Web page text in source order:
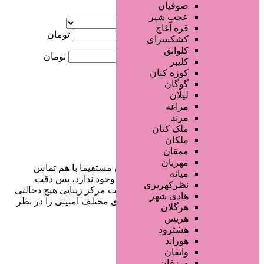
صوفیان
عجب شیر
قره آغاج
کشکسرای
کلوانق
کلیبر
کوزه کنان
گوگان
لیلان
مراغه
مرند
ملک کیان
ملکان
ممقان
مهربان
میانه
نظرکهریزی
هادی شهر
هرگلان
هریس
هشترود
هوراند
وایقان
کمترین قیمت
تومان
بیشترین قیمت تومان
در سایت تبلیغاتی مرکز زیبایی کاربران مستقیما با هم تماس
می‌گیرند و هیچ واسطه‌ای در این میان وجود ندارد، پس دقت
فرمایید که در خرید و فروشِ شما سایت مرکز زیبایی هیچ دخالتی
نداشته و کاربران باید خودشان جنبه‌های مختلف امنیتی را در نظر
دسترسی سریع